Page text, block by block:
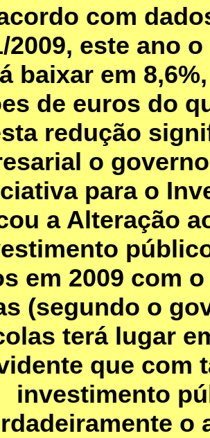
com
2009, este ano
baixar em
de euros do
redução
o
para o
a Alteração
em 2009 com
(segundo o
terá lugar
que com
investimento
o